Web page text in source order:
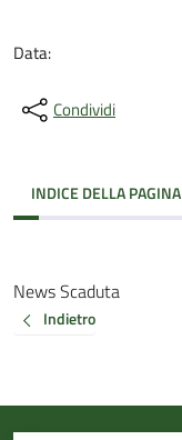
Data:
Condividi
INDICE DELLA PAGINA
News Scaduta
Indietro